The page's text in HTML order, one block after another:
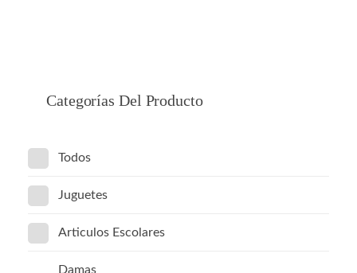
Categorías Del Producto
Todos
Juguetes
Articulos Escolares
Damas